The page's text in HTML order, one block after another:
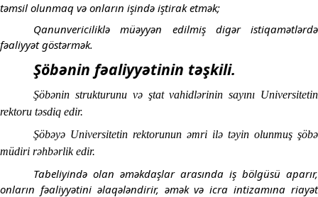
təmsil olunmaq və onların işində iştirak etmək;
Qanunvericiliklə müəyyən edilmiş digər istiqamətlərdə
fəaliyyət göstərmək.
Şöbənin fəaliyyətinin təşkili.
Şöbənin strukturunu və ştat vahidlərinin sayını Universitetin
rektoru təsdiq edir.
Şöbəyə Universitetin rektorunun əmri ilə təyin olunmuş şöbə
müdiri rəhbərlik edir.
Tabeliyində olan əməkdaşlar arasında iş bölgüsü aparır,
onların fəaliyyətini əlaqələndirir, əmək və icra intizamına riayət